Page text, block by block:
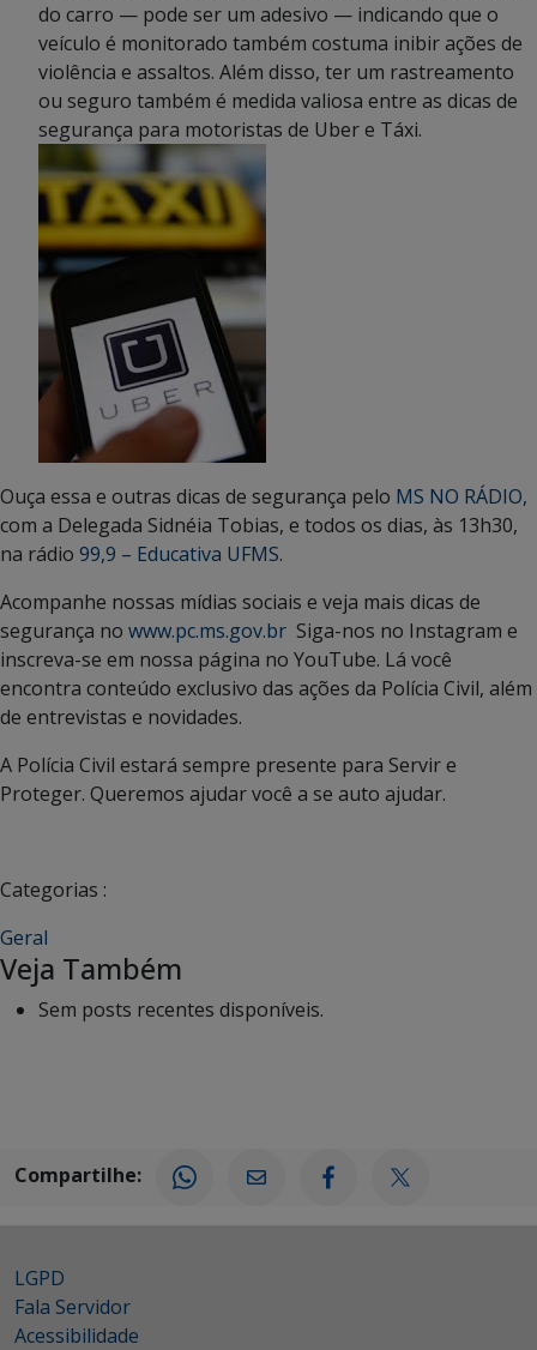
do carro — pode ser um adesivo — indicando que o
veículo é monitorado também costuma inibir ações de
violência e assaltos. Além disso, ter um rastreamento
ou seguro também é medida valiosa entre as dicas de
segurança para motoristas de Uber e Táxi.
Ouça essa e outras dicas de segurança pelo MS NO RÁDIO,
com a Delegada Sidnéia Tobias, e todos os dias, às 13h30,
na rádio 99,9 – Educativa UFMS.
Acompanhe nossas mídias sociais e veja mais dicas de
segurança no www.pc.ms.gov.br Siga-nos no Instagram e
inscreva-se em nossa página no YouTube. Lá você
encontra conteúdo exclusivo das ações da Polícia Civil, além
de entrevistas e novidades.
A Polícia Civil estará sempre presente para Servir e
Proteger. Queremos ajudar você a se auto ajudar.
Categorias :
Geral
Veja Também
Sem posts recentes disponíveis.
Compartilhe:
LGPD
Fala Servidor
Acessibilidade